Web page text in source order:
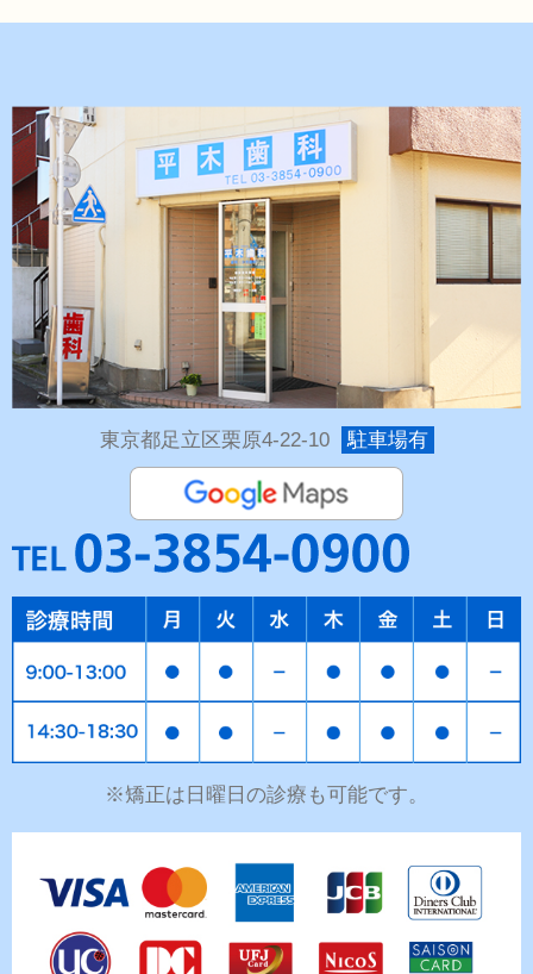
東京都足立区栗原4-22-10 駐車場有
※矯正は日曜日の診療も可能です。